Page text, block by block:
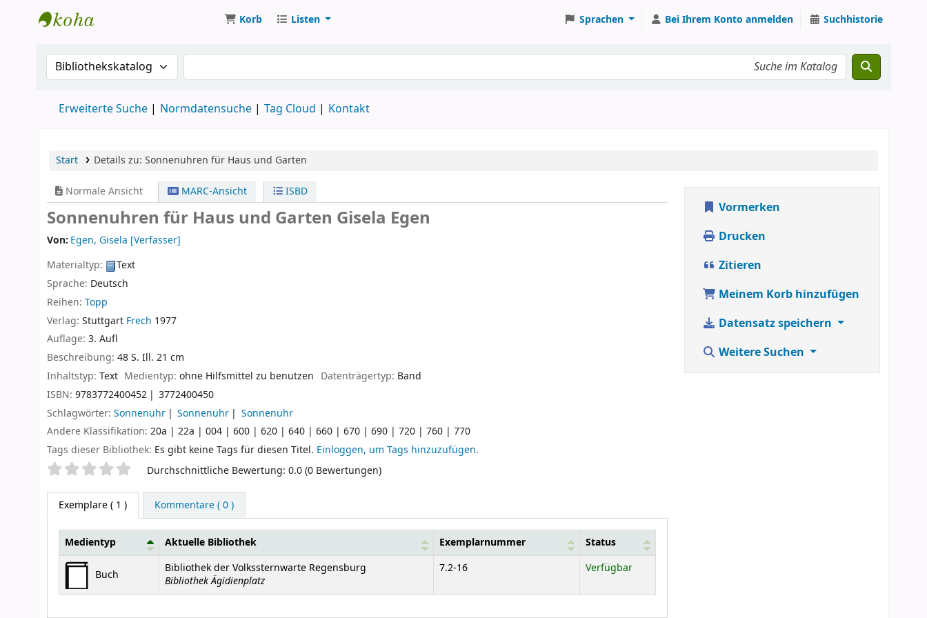
Korb Listen Sprachen Bei Ihrem Konto anmelden Suchhistorie
Suche im Katalog nach:Suche im Katalog
Erweiterte Suche Normdatensuche Tag Cloud Kontakt
Start Details zu: Sonnenuhren für Haus und Garten
Normale Ansicht MARC-Ansicht ISBD
Sonnenuhren für Haus und Garten Gisela Egen
Von: Egen, Gisela [Verfasser]
Materialtyp:
Text
Sprache: Deutsch
Reihen: Topp
Verlag: Stuttgart Frech 1977
Auflage: 3. Aufl
Beschreibung: 48 S. Ill. 21 cm
Inhaltstyp: Text Medientyp:ohne Hilfsmittel zu benutzen Datenträgertyp: Band
ISBN: 9783772400452
3772400450
Schlagwörter: Sonnenuhr Sonnenuhr
Sonnenuhr
Andere Klassifikation: 20a | 22a | 004 | 600 | 620 | 640 | 660 | 670 | 690 | 720 | 760 | 770
Tags dieser Bibliothek: Es gibt keine Tags für diesen Titel. Einloggen, um Tags hinzuzufügen.
SternchenbewertungDurchschnittliche Bewertung: 0.0 (0 Bewertungen)
Exemplare( 1 ) Kommentare ( 0 )
Exemplare
Medientyp Aktuelle Bibliothek Exemplarnummer Status
Buch Bibliothek der Volkssternwarte Regensburg
Bibliothek Ägidienplatz
7.2-16 Verfügbar
Vormerken
Drucken
Zitieren
Meinem Korb hinzufügen
Datensatz speichern
Weitere Suchen